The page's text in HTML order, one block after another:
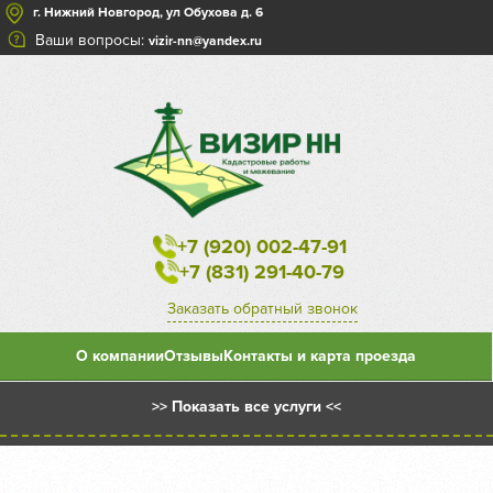
г. Нижний Новгород, ул Обухова д. 6
Ваши вопросы: vizir-nn@yandex.ru
+7 (920) 002-47-91
+7 (831) 291-40-79
Заказать обратный звонок
О компанииОтзывыКонтакты и карта проезда
>> Показать все услуги <<